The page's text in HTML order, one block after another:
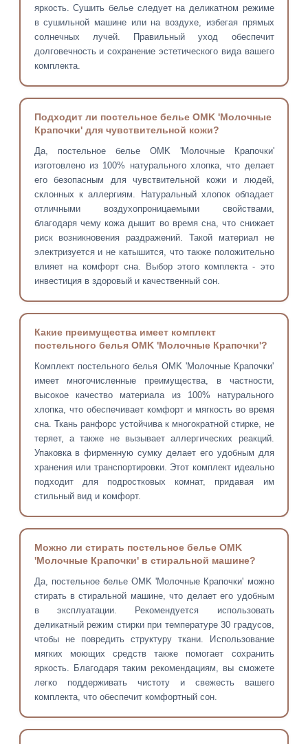
яркость. Сушить белье следует на деликатном режиме
в сушильной машине или на воздухе, избегая прямых
солнечных лучей. Правильный уход обеспечит
долговечность и сохранение эстетического вида вашего
комплекта.
Подходит ли постельное белье OMK 'Молочные
Крапочки' для чувствительной кожи?
Да, постельное белье OMK 'Молочные Крапочки'
изготовлено из 100% натурального хлопка, что делает
его безопасным для чувствительной кожи и людей,
склонных к аллергиям. Натуральный хлопок обладает
отличными воздухопроницаемыми свойствами,
благодаря чему кожа дышит во время сна, что снижает
риск возникновения раздражений. Такой материал не
электризуется и не катышится, что также положительно
влияет на комфорт сна. Выбор этого комплекта - это
инвестиция в здоровый и качественный сон.
Какие преимущества имеет комплект
постельного белья OMK 'Молочные Крапочки'?
Комплект постельного белья OMK 'Молочные Крапочки'
имеет многочисленные преимущества, в частности,
высокое качество материала из 100% натурального
хлопка, что обеспечивает комфорт и мягкость во время
сна. Ткань ранфорс устойчива к многократной стирке, не
теряет, а также не вызывает аллергических реакций.
Упаковка в фирменную сумку делает его удобным для
хранения или транспортировки. Этот комплект идеально
подходит для подростковых комнат, придавая им
стильный вид и комфорт.
Можно ли стирать постельное белье OMK
'Молочные Крапочки' в стиральной машине?
Да, постельное белье OMK 'Молочные Крапочки' можно
стирать в стиральной машине, что делает его удобным
в эксплуатации. Рекомендуется использовать
деликатный режим стирки при температуре 30 градусов,
чтобы не повредить структуру ткани. Использование
мягких моющих средств также помогает сохранить
яркость. Благодаря таким рекомендациям, вы сможете
легко поддерживать чистоту и свежесть вашего
комплекта, что обеспечит комфортный сон.